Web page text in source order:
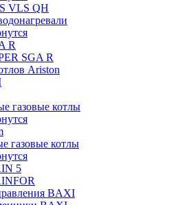
VLS QH
R
SGA R
Ariston
газовые котлы
газовые котлы
5
BAXI